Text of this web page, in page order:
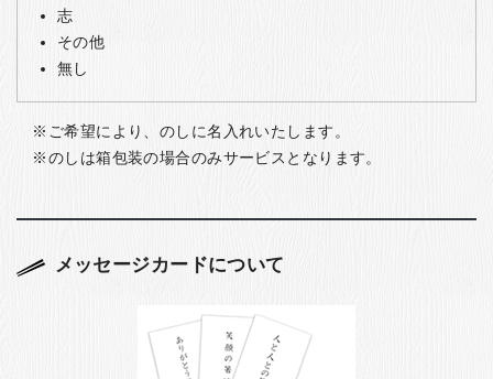
志
その他
無し
ご希望により、のしに名入れいたします。
のしは箱包装の場合のみサービスとなります。
メッセージカードについて